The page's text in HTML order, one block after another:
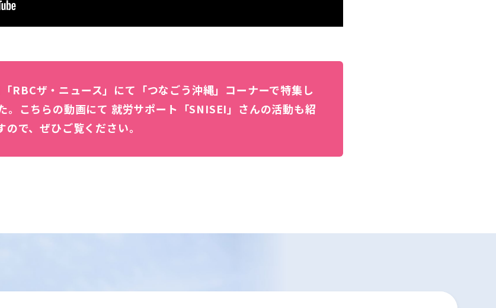
RBCザ・ニュース」にて「つなごう沖縄」コーナーで特集し
。こちらの動画にて 就労サポート「SNISEI」さんの活動も紹
ので、ぜひご覧ください。